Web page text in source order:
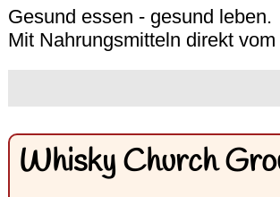
Gesund essen - gesund leben.
Mit Nahrungsmitteln direkt
Whisky Church